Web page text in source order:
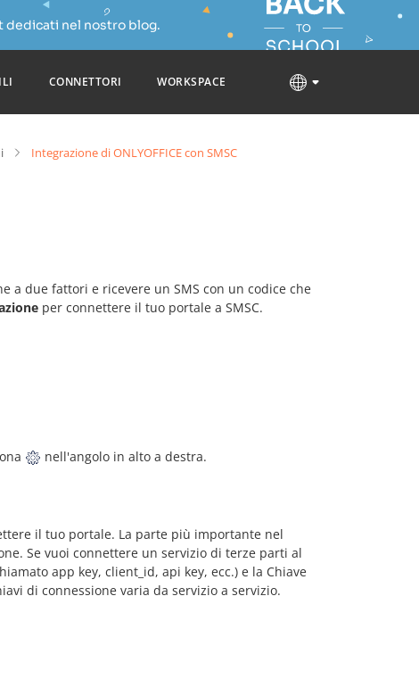
dedicati nel nostro blog.
CONNETTORI WORKSPACE
Integrazione di ONLYOFFICE con SMSC
a due fattori e ricevere un SMS con un codice che
per connettere il tuo portale a SMSC.
nell'angolo in alto a destra.
il tuo portale. La parte più importante nel
Se vuoi connettere un servizio di terze parti al
app key, client_id, api key, ecc.) e la Chiave
di connessione varia da servizio a servizio.